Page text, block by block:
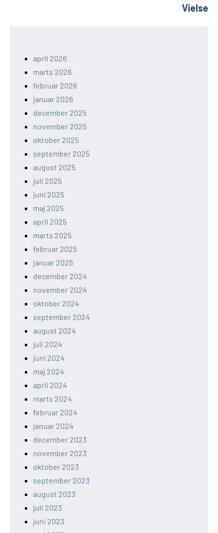
Vielse
april 2026
marts 2026
februar 2026
januar 2026
december 2025
november 2025
oktober 2025
september 2025
august 2025
juli 2025
juni 2025
maj 2025
april 2025
marts 2025
februar 2025
januar 2025
december 2024
november 2024
oktober 2024
september 2024
august 2024
juli 2024
juni 2024
maj 2024
april 2024
marts 2024
februar 2024
januar 2024
december 2023
november 2023
oktober 2023
september 2023
august 2023
juli 2023
juni 2023